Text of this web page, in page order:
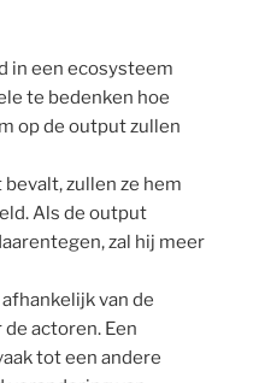
in een ecosysteem
te bedenken hoe
op de output zullen
zullen ze hem
Als de output
zal hij meer
van de
actoren. Een
tot een andere